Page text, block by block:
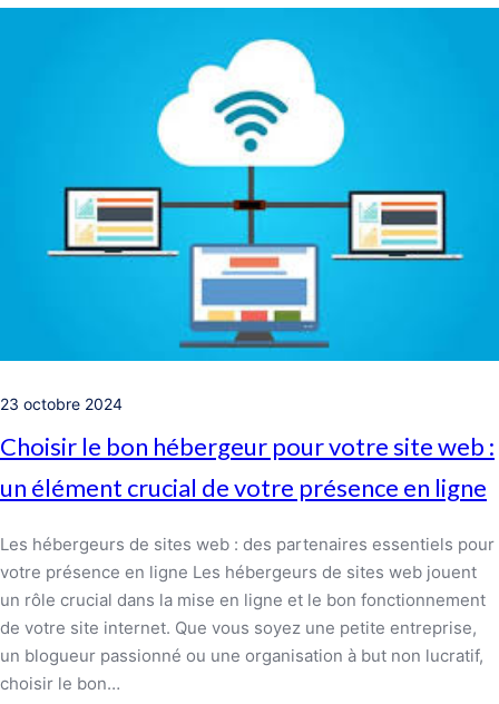
23 octobre 2024
Choisir le bon hébergeur pour votre site web :
un élément crucial de votre présence en ligne
Les hébergeurs de sites web : des partenaires essentiels pour
votre présence en ligne Les hébergeurs de sites web jouent
un rôle crucial dans la mise en ligne et le bon fonctionnement
de votre site internet. Que vous soyez une petite entreprise,
un blogueur passionné ou une organisation à but non lucratif,
choisir le bon…